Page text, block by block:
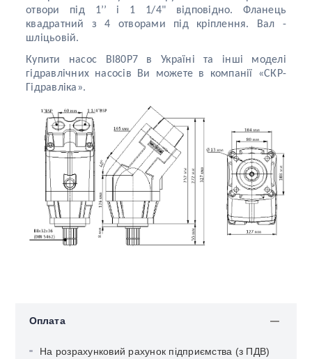
отвори під 1’’
і 1 1/4" відповідно. Фланець
квадратний з 4 отворами під кріплення. Вал -
шліцьовій.
Купити насос BI80P7 в Україні та інші моделі
гідравлічних насосів Ви можете в компанії «СКР-
Гідравліка».
Оплата
На розрахунковий рахунок підприємства (з ПДВ)